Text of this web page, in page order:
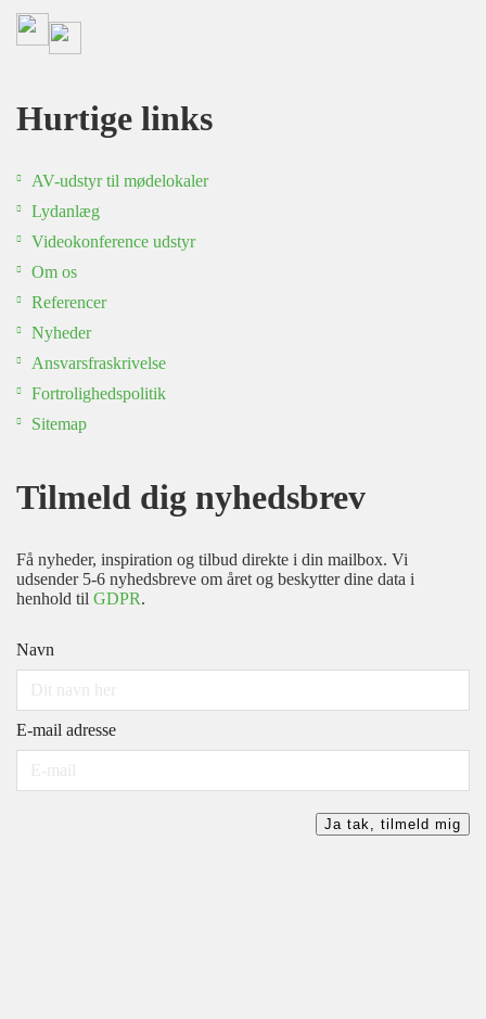
Hurtige links
AV-udstyr til mødelokaler
Lydanlæg
Videokonference udstyr
Om os
Referencer
Nyheder
Ansvarsfraskrivelse
Fortrolighedspolitik
Sitemap
Tilmeld dig nyhedsbrev
Få nyheder, inspiration og tilbud direkte i din mailbox. Vi
udsender 5-6 nyhedsbreve om året og beskytter dine data i
henhold til GDPR.
Navn
E-mail adresse
Ja tak, tilmeld mig